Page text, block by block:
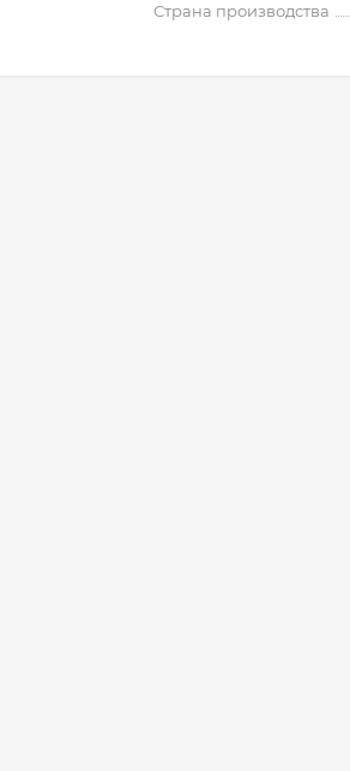
Страна производства